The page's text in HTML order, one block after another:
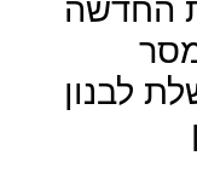
החדשה
לבנון